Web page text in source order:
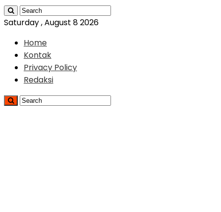
Saturday , August 8 2026
Home
Kontak
Privacy Policy
Redaksi